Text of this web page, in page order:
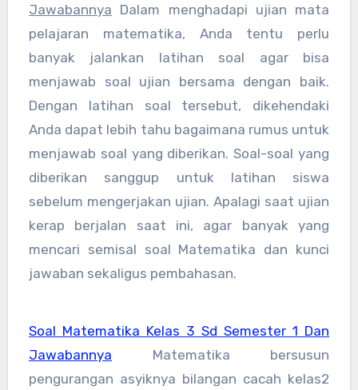
Jawabannya Dalam menghadapi ujian mata
pelajaran matematika, Anda tentu perlu
banyak jalankan latihan soal agar bisa
menjawab soal ujian bersama dengan baik.
Dengan latihan soal tersebut, dikehendaki
Anda dapat lebih tahu bagaimana rumus untuk
menjawab soal yang diberikan. Soal-soal yang
diberikan sanggup untuk latihan siswa
sebelum mengerjakan ujian. Apalagi saat ujian
kerap berjalan saat ini, agar banyak yang
mencari semisal soal Matematika dan kunci
jawaban sekaligus pembahasan.
Soal Matematika Kelas 3 Sd Semester 1 Dan
Jawabannya Matematika bersusun
pengurangan asyiknya bilangan cacah kelas2